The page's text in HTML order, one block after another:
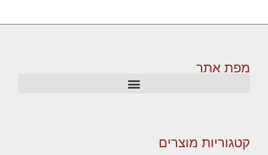
מפת אתר
קטגוריות מוצרים